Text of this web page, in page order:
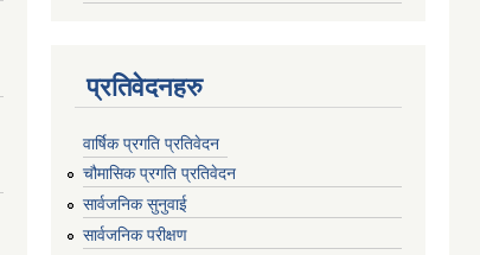
प्रतिवेदनहरु
वार्षिक प्रगति प्रतिवेदन
चौमासिक प्रगति प्रतिवेदन
सार्वजनिक सुनुवाई
सार्वजनिक परीक्षण